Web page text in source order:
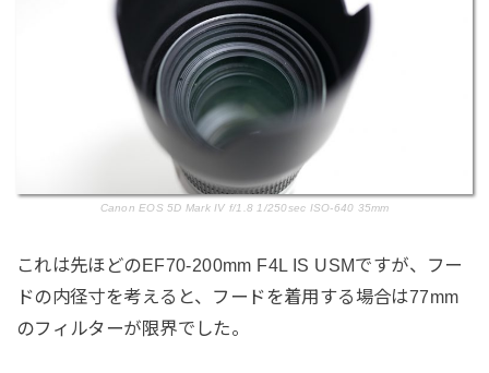
Canon EOS 5D Mark IV f/1.8 1/250sec ISO-640 35mm
これは先ほどのEF70-200mm F4L IS USMですが、フー
ドの内径寸を考えると、フードを着用する場合は77mm
のフィルターが限界でした。